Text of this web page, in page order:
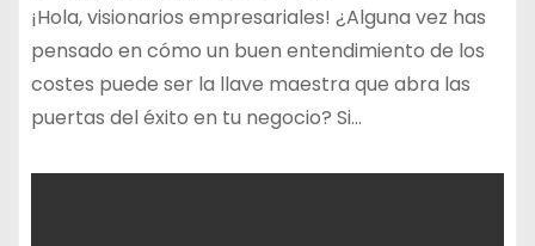
¡Hola, visionarios empresariales! ¿Alguna vez has
pensado en cómo un buen entendimiento de los
costes puede ser la llave maestra que abra las
puertas del éxito en tu negocio? Si…